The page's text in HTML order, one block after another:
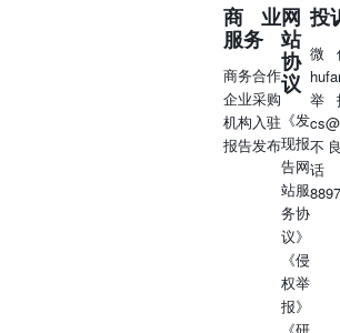
商业
服务
商务合作
企业采购
机构入驻
报告发布
网
站
协
议
《发
现报
告网
站服
务协
议》
《侵
权举
报》
投
微
举
不